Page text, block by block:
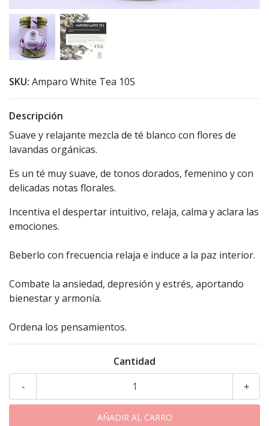
SKU: Amparo White Tea 10S
Descripción
Suave y relajante mezcla de té blanco con flores de
lavandas orgánicas.
Es un té muy suave, de tonos dorados, femenino y con
delicadas notas florales.
Incentiva el despertar intuitivo, relaja, calma y aclara las
emociones.
Beberlo con frecuencia relaja e induce a la paz interior.
Combate la ansiedad, depresión y estrés, aportando
bienestar y armonía.
Ordena los pensamientos.
Cantidad
+
-